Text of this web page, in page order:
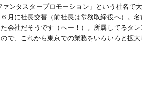
ァンタスタープロモーション 」という社名で
月に社長交替（前社長は常務取締役へ）。
会社だそうです（へー！）。所属してるタ
で、これから東京での業務をいろいろと拡